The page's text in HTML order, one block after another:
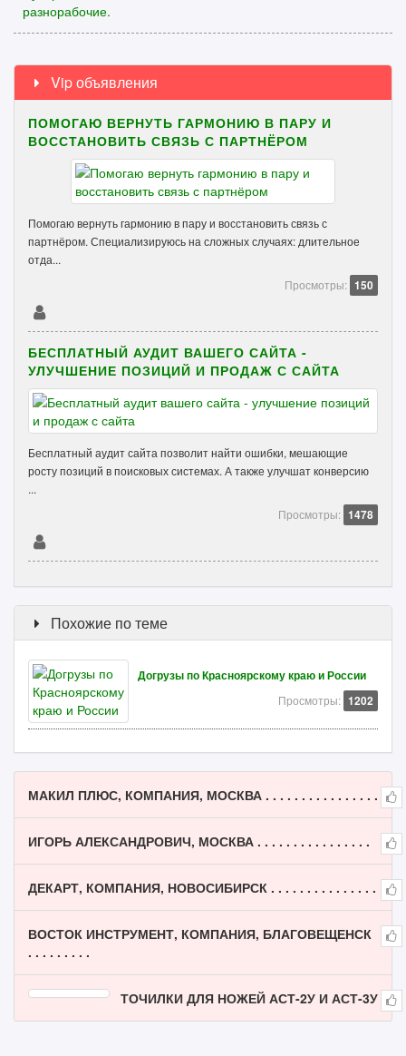
Vip объявления
ПОМОГАЮ ВЕРНУТЬ ГАРМОНИЮ В ПАРУ И
ВОССТАНОВИТЬ СВЯЗЬ С ПАРТНЁРОМ
Помогаю вернуть гармонию в пару и восстановить связь с
партнёром. Специализируюсь на сложных случаях: длительное
отда...
Просмотры: 150
БЕСПЛАТНЫЙ АУДИТ ВАШЕГО САЙТА -
УЛУЧШЕНИЕ ПОЗИЦИЙ И ПРОДАЖ С САЙТА
Бесплатный аудит сайта позволит найти ошибки, мешающие
росту позиций в поисковых системах. А также улучшат конверсию
...
Просмотры: 1478
Похожие по теме
Догрузы по Красноярскому краю и России
Просмотры: 1202
МАКИЛ ПЛЮС, КОМПАНИЯ, МОСКВА . . . . . . . . . . . . . . . .
ИГОРЬ АЛЕКСАНДРОВИЧ, МОСКВА . . . . . . . . . . . . . . . .
ДЕКАРТ, КОМПАНИЯ, НОВОСИБИРСК . . . . . . . . . . . . . . .
ВОСТОК ИНСТРУМЕНТ, КОМПАНИЯ, БЛАГОВЕЩЕНСК
. . . . . . . . .
ТОЧИЛКИ ДЛЯ НОЖЕЙ АСТ-2У И АСТ-3У